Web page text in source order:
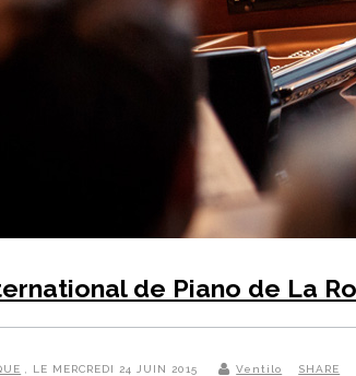
de Piano de La
, LE MERCREDI 24 JUIN 2015 Ventilo SHARE